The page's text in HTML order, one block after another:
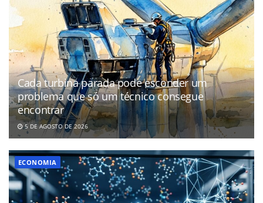
Cada turbina parada pode esconder um
problema que só um técnico consegue
encontrar
5 DE AGOSTO DE 2026
ECONOMIA